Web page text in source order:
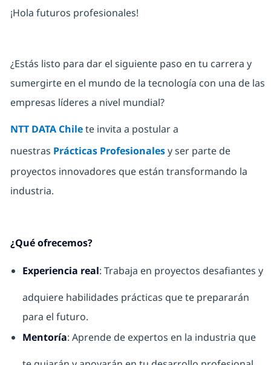
¡Hola futuros profesionales!
¿Estás listo para dar el siguiente paso en tu carrera y
sumergirte en el mundo de la tecnología con una de las
empresas líderes a nivel mundial?
NTT DATA Chilete invita a postular a
nuestras Prácticas Profesionalesy ser parte de
proyectos innovadores que están transformando la
industria.
¿Qué ofrecemos?
Experiencia real: Trabaja en proyectos desafiantes y
adquiere habilidades prácticas que te prepararán
para el futuro.
Mentoría: Aprende de expertos en la industria que